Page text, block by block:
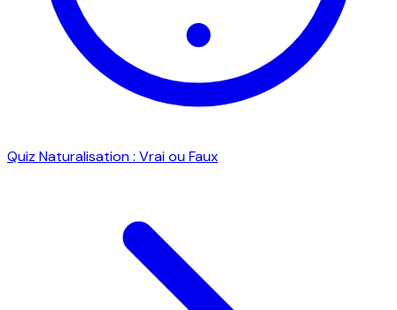
Quiz Naturalisation : Vrai ou Faux